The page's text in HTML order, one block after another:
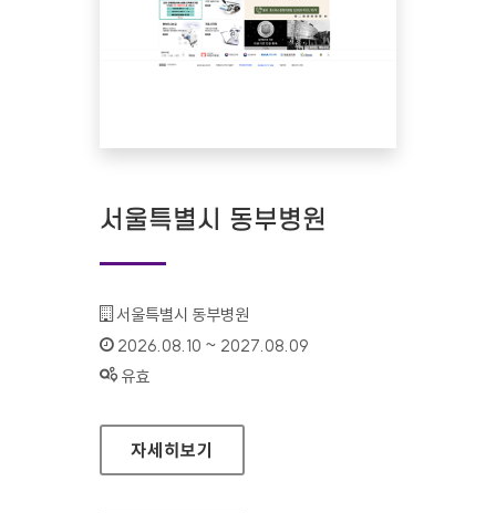
서울특별시 동부병원
기관명 :
서울특별시 동부병원
인증기간 :
2026.08.10 ~ 2027.08.09
상태 :
유효
서울특별시 동부병원
자세히보기